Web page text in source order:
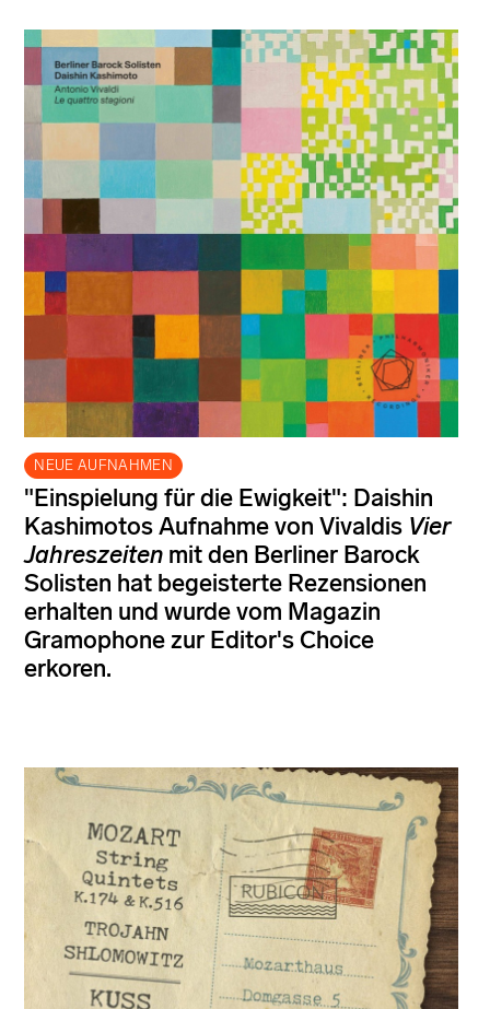
NEUE AUFNAHMEN
"Einspielung für die Ewigkeit": Daishin
Kashimotos Aufnahme von Vivaldis Vier
Jahreszeiten mit den Berliner Barock
Solisten hat begeisterte Rezensionen
erhalten und wurde vom Magazin
Gramophone zur Editor's Choice
erkoren.